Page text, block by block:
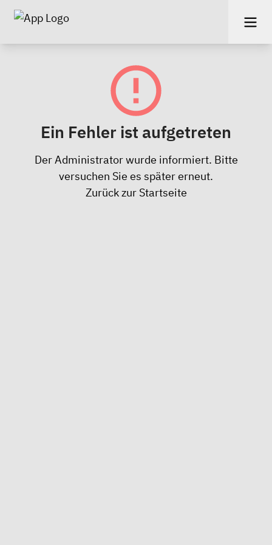
Ein Fehler ist aufgetreten
Der Administrator wurde informiert. Bitte
versuchen Sie es später erneut.
Zurück zur Startseite